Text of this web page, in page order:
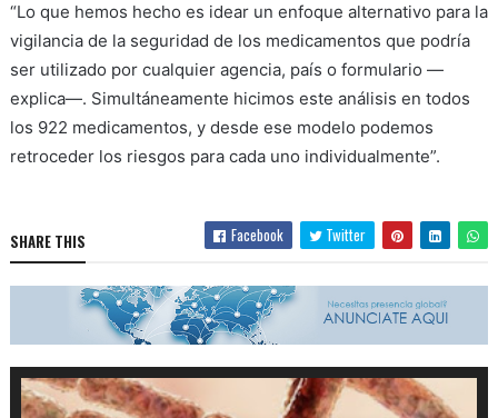
“Lo que hemos hecho es idear un enfoque alternativo para la
vigilancia de la seguridad de los medicamentos que podría
ser utilizado por cualquier agencia, país o formulario —
explica—. Simultáneamente hicimos este análisis en todos
los 922 medicamentos, y desde ese modelo podemos
retroceder los riesgos para cada uno individualmente”.
SHARE THIS Facebook Twitter